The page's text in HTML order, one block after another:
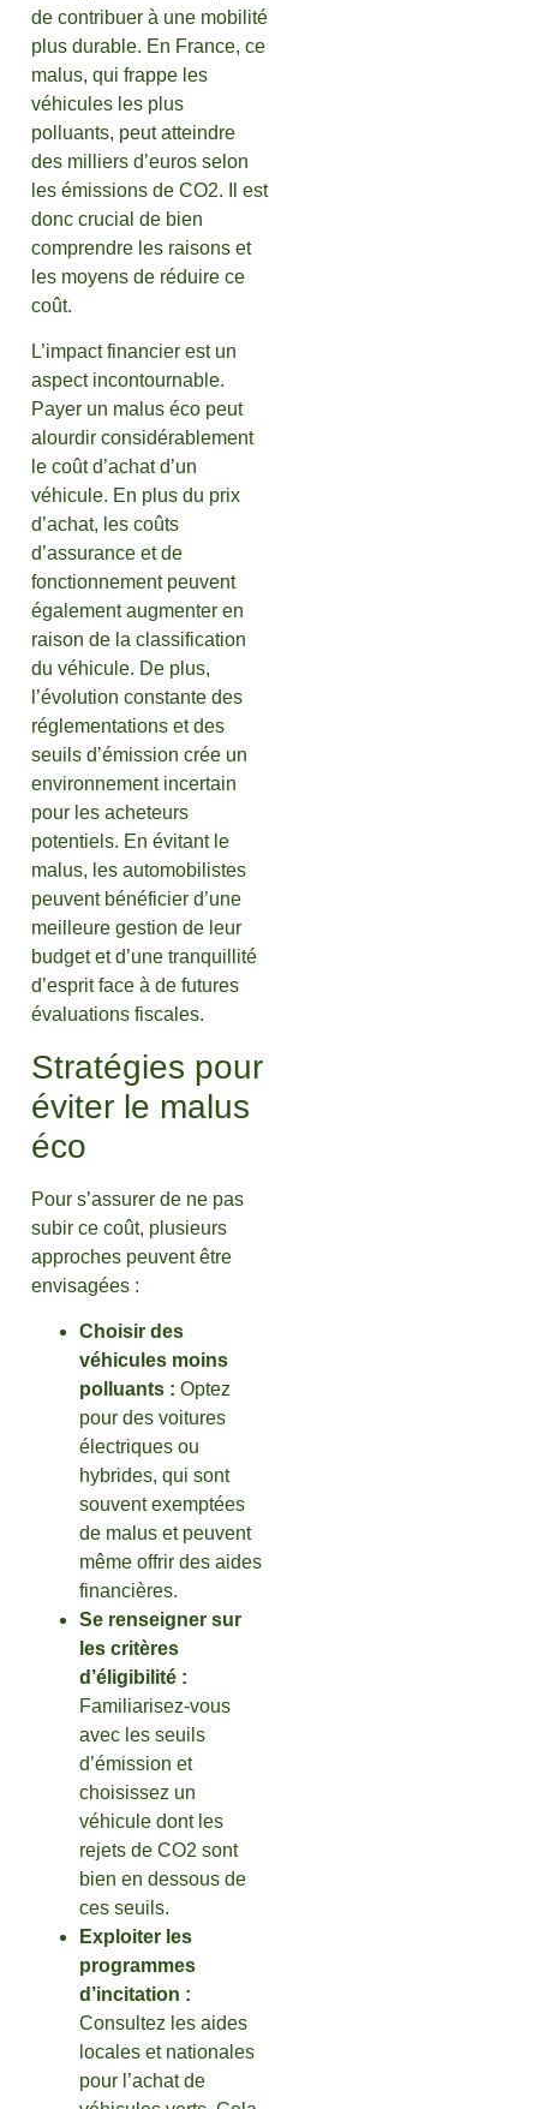
de contribuer à une mobilité
plus durable. En France, ce
malus, qui frappe les
véhicules les plus
polluants, peut atteindre
des milliers d’euros selon
les émissions de CO2. Il est
donc crucial de bien
comprendre les raisons et
les moyens de réduire ce
coût.
L’impact financier est un
aspect incontournable.
Payer un malus éco peut
alourdir considérablement
le coût d’achat d’un
véhicule. En plus du prix
d’achat, les coûts
d’assurance et de
fonctionnement peuvent
également augmenter en
raison de la classification
du véhicule. De plus,
l’évolution constante des
réglementations et des
seuils d’émission crée un
environnement incertain
pour les acheteurs
potentiels. En évitant le
malus, les automobilistes
peuvent bénéficier d’une
meilleure gestion de leur
budget et d’une tranquillité
d’esprit face à de futures
évaluations fiscales.
Stratégies pour
éviter le malus
éco
Pour s’assurer de ne pas
subir ce coût, plusieurs
approches peuvent être
envisagées :
Choisir des
véhicules moins
polluants : Optez
pour des voitures
électriques ou
hybrides, qui sont
souvent exemptées
de malus et peuvent
même offrir des aides
financières.
Se renseigner sur
les critères
d’éligibilité :
Familiarisez-vous
avec les seuils
d’émission et
choisissez un
véhicule dont les
rejets de CO2 sont
bien en dessous de
ces seuils.
Exploiter les
programmes
d’incitation :
Consultez les aides
locales et nationales
pour l’achat de